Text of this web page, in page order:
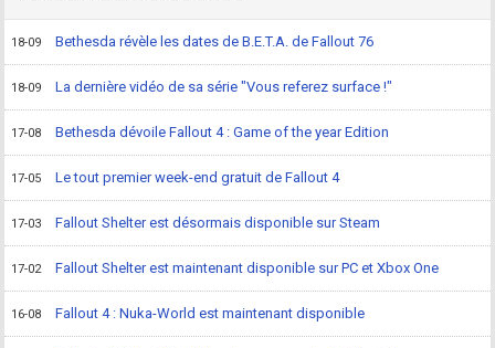
18-09 Bethesda révèle les dates de B.E.T.A. de Fallout 76
18-09 La dernière vidéo de sa série "Vous referez surface !"
17-08 Bethesda dévoile Fallout 4 : Game of the year Edition
17-05 Le tout premier week-end gratuit de Fallout 4
17-03 Fallout Shelter est désormais disponible sur Steam
17-02 Fallout Shelter est maintenant disponible sur PC et Xbox One
16-08 Fallout 4 : Nuka-World est maintenant disponible